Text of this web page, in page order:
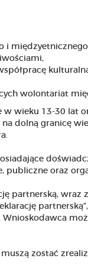
i
wolontariat
wieku 13-30 lat
dolną granicę
oraz
partnerską, wraz
zostać